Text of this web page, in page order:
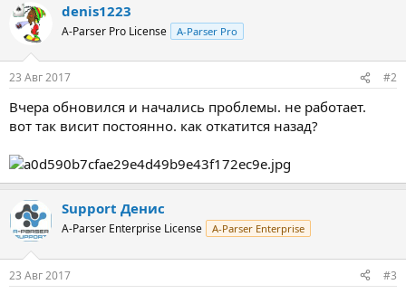
к
ц
denis1223
A-Parser Pro License A-Parser Pro
23 Авг 2017 #2
Вчера обновился и начались проблемы. не работает.
вот так висит постоянно. как откатится назад?
Support Денис
A-Parser Enterprise License A-Parser Enterprise
23 Авг 2017 #3